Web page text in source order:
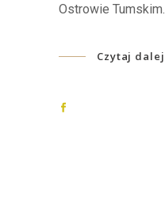
Ostrowie Tumskim.
Czytaj dalej